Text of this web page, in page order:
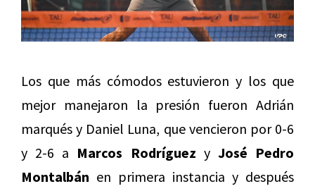
Los que más cómodos estuvieron y los que
mejor manejaron la presión fueron Adrián
marqués y Daniel Luna, que vencieron por 0-6
y 2-6 a Marcos Rodríguez y José Pedro
Montalbán en primera instancia y después